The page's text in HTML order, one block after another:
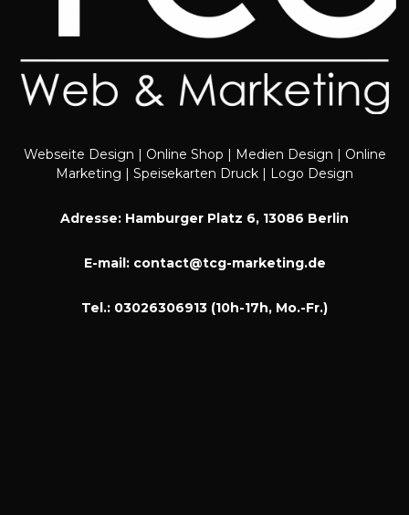
Webseite Design | Online Shop | Medien Design | Online
Marketing | Speisekarten Druck | Logo Design
Adresse: Hamburger Platz 6, 13086 Berlin
E-mail: contact@tcg-marketing.de
Tel.: 03026306913 (10h-17h, Mo.-Fr.)